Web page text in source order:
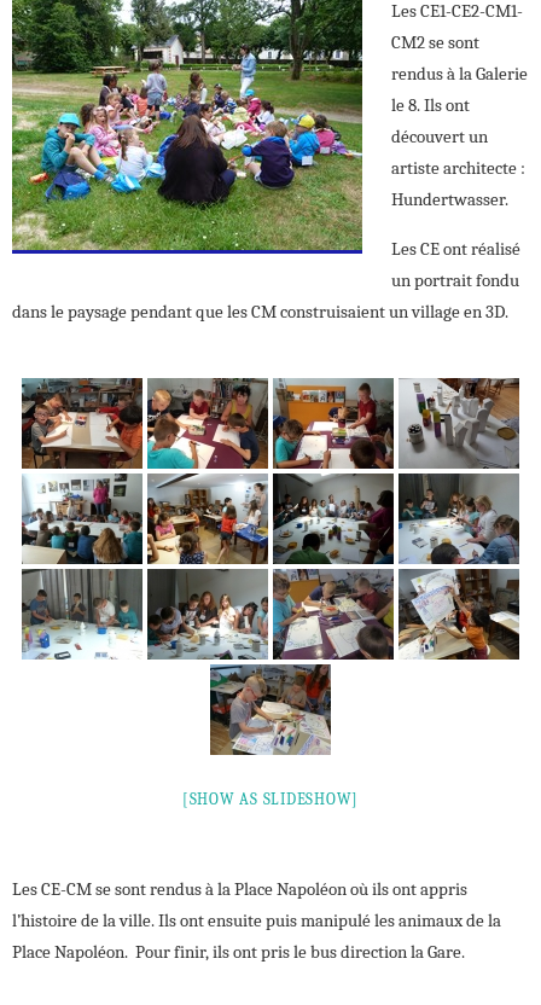
Les CE1-CE2-CM1-
CM2 se sont
rendus à la Galerie
le 8. Ils ont
découvert un
artiste architecte :
Hundertwasser.
Les CE ont réalisé
un portrait fondu
dans le paysage pendant que les CM construisaient un village en 3D.
[SHOW AS SLIDESHOW]
Les CE-CM se sont rendus à la Place Napoléon où ils ont appris
l’histoire de la ville. Ils ont ensuite puis manipulé les animaux de la
Place Napoléon. Pour finir, ils ont pris le bus direction la Gare.